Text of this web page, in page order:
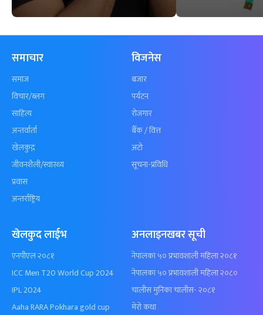
समाचार
समाज
विचार/ब्लग
साहित्य
अन्तर्वार्ता
खेलकुद़़
जीवनशैली/स्वास्थ्य
प्रवास
अन्तर्राष्ट्रिय
विजनेस
बजार
पर्यटन
रोजगार
बैँक / वित्त
अटो
सूचना-प्रविधि
खेलकुद लाईभ
एनपीएल २०८१
ICC Men T20 World Cup 2024
IPL 2024
Aaha RARA Pokhara gold cup
अनलाइनखबर सूची
नेपालका ५० प्रभावशाली महिला २०८१
नेपालका ५० प्रभावशाली महिला २०८०
चालीस मुनिका चालीस- २०८१
मेरो कथा